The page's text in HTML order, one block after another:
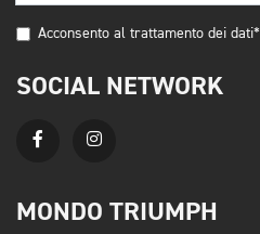
Acconsento al trattamento dei dati*
SOCIAL NETWORK
MONDO TRIUMPH